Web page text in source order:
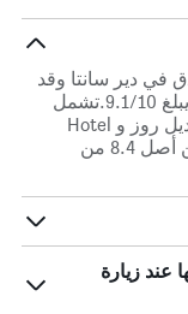
في دير سانتا وقد
حصل على تصنيف لـ 681 من المستخدمين يبلغ 9.1/10.تشمل
المواقع الأخرى ذات التصنيف الأعلى هوتل ديل روز و Hotel
Centrale واللذين حصلا على تصنيف 8.5 من أصل 8.4 من
عند زيارة